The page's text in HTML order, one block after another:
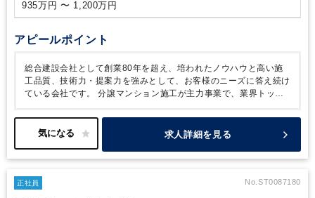
大末テクノサービス株式会社です。業務委託で大末建設株式会
会社は、大末建設グループの管理業務の委託会社であり、管理
は大末テクノサービスへも個人情報の提供をいたします。
935万円 〜 1,200万円
アピールポイント
総合建設会社として創業80年を超え、培われたノウハウと高い施
工品質、技術力・提案力を強みとして、お客様のニーズに答え続け
ている会社です。
分譲マンション施工が主力事業で、業界トップ
した受注が可能。（売上の7割）マンション以外でも、オフィス、
工場・物流倉庫、医療・福祉施設、商業施設などを施工しており、
庫の受注も増加中。（売上の1割）また、建設30年以上の建物も
みを含めたリニューアル需要も一定数あります。
2037年に創業
求人詳細を見る
正社員 No.ST0087180